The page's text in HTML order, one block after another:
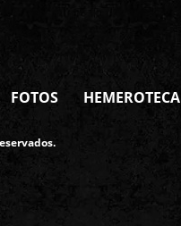
FOTOS HEMEROTECA